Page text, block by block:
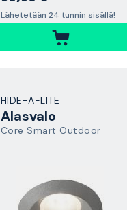
Lähetetään 24 tunnin sisällä!
HIDE-A-LITE
Alasvalo
Core Smart Outdoor